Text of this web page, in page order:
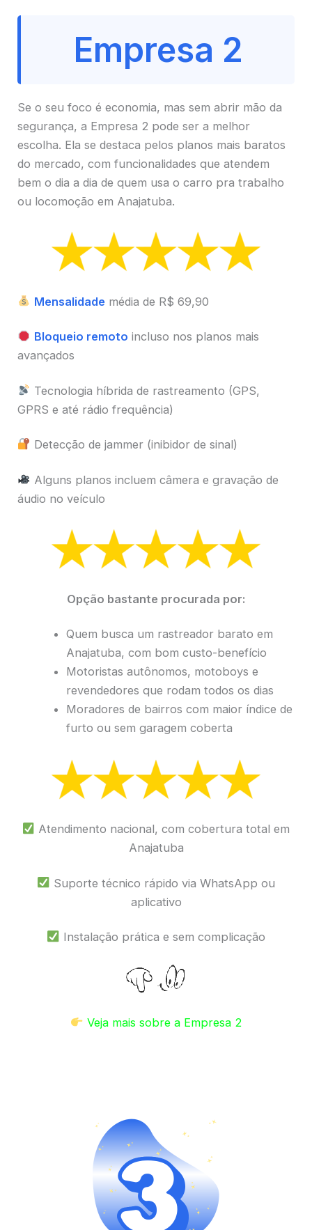
Empresa 2
Se o seu foco é economia, mas sem abrir mão da
segurança, a Empresa 2 pode ser a melhor
escolha. Ela se destaca pelos planos mais baratos
do mercado, com funcionalidades que atendem
bem o dia a dia de quem usa o carro pra trabalho
ou locomoção em Anajatuba.
Mensalidade média de R$ 69,90
Bloqueio remoto incluso nos planos mais
avançados
Tecnologia híbrida de rastreamento (GPS,
GPRS e até rádio frequência)
Detecção de jammer (inibidor de sinal)
Alguns planos incluem câmera e gravação de
áudio no veículo
Opção bastante procurada por:
Quem busca um rastreador barato em
Anajatuba, com bom custo-benefício
Motoristas autônomos, motoboys e
revendedores que rodam todos os dias
Moradores de bairros com maior índice de
furto ou sem garagem coberta
Atendimento nacional, com cobertura total em
Anajatuba
Suporte técnico rápido via WhatsApp ou
aplicativo
Instalação prática e sem complicação
Veja mais sobre a Empresa 2